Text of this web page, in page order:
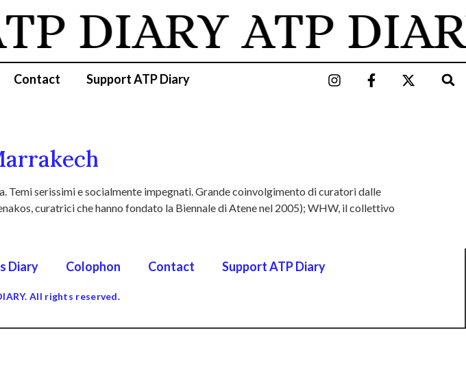
DIARY ATP
Contact Support ATP Diary
serissimi e socialmente impegnati. Grande coinvolgimento di curatori dalle
curatrici che hanno fondato la Biennale di Atene nel 2005); WHW, il collettivo
Diary Colophon Contact Support ATP Diary
All rights reserved.